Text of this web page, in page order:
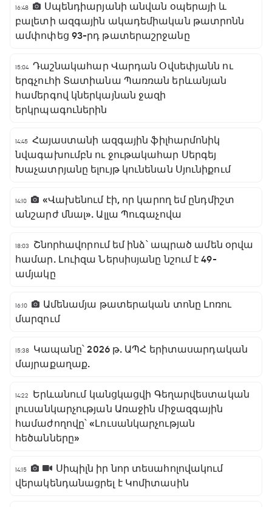
16:48
Սպենդիարյանի անվան օպերայի և
բալետի ազգային ակադեմիական թատրոնն
ամփոփեց 93-րդ թատերաշրջանը
15:04 Դաշնակահար Վարդան Օվսեփյանն ու
երգչուհի Տատիանա Պառռան երևանյան
համերգով կներկայնան ջազի
երկրպագուներին
14:45 Հայաստանի ազգային ֆիլհարմոնիկ
նվագախումբն ու ջութակահար Սերգեյ
Խաչատրյանը ելույթ կունենան Սյունիքում
14:10
«Վախենում էի, որ կարող եմ ընդմիշտ
անշարժ մնալ». Ալլա Պուգաչովա
18:03
Շնորհավորում եմ ինձ՝ ապրած ամեն օրվա
համար. Լուիզա Ներսիսյանը նշում է 49-
ամյակը
16:10
Ամենամյա թատերական տոնը Լոռու
մարզում
15:38
Կապանը՝ 2026 թ. ԱՊՀ երիտասարդական
մայրաքաղաք.
14:22
Երևանում կանցկացվի Գեղարվեստական
լուսանկարչության Առաջին միջազգային
համաժողովը՝ «Լուսանկարչության
հեծանները»
14:15
Սիպիլն իր նոր տեսահոլովակում
վերակենդանացրել է Կոմիտասին